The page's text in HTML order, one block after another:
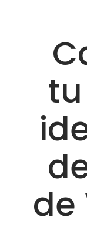
Love
Si estás
buscas un
lleno de